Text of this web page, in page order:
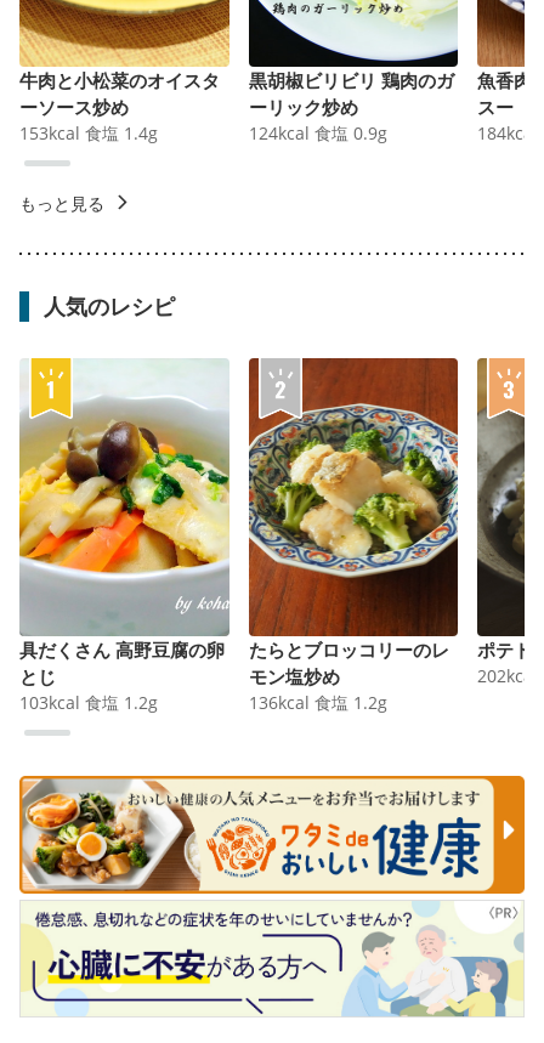
牛肉と小松菜のオイスタ
ーソース炒め
153kcal 食塩 1.4g
黒胡椒ビリビリ 鶏肉のガ
ーリック炒め
124kcal 食塩 0.9g
魚香肉
スー
184kcal
もっと見る
人気のレシピ
具だくさん 高野豆腐の卵
とじ
103kcal 食塩 1.2g
たらとブロッコリーのレ
モン塩炒め
136kcal 食塩 1.2g
ポテト
202kcal